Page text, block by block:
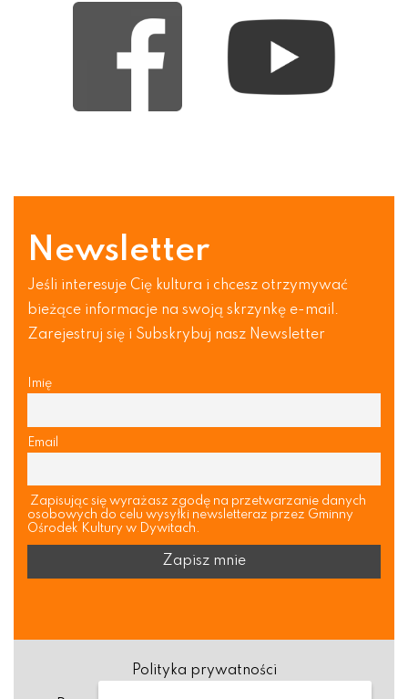
Newsletter
Jeśli interesuje Cię kultura i chcesz otrzymywać
bieżące informacje na swoją skrzynkę e-mail.
Zarejestruj się i Subskrybuj nasz Newsletter
Imię
Email
Zapisując się wyrażasz zgodę na przetwarzanie danych
osobowych do celu wysyłki newsletteraz przez Gminny
Ośrodek Kultury w Dywitach.
Polityka prywatności